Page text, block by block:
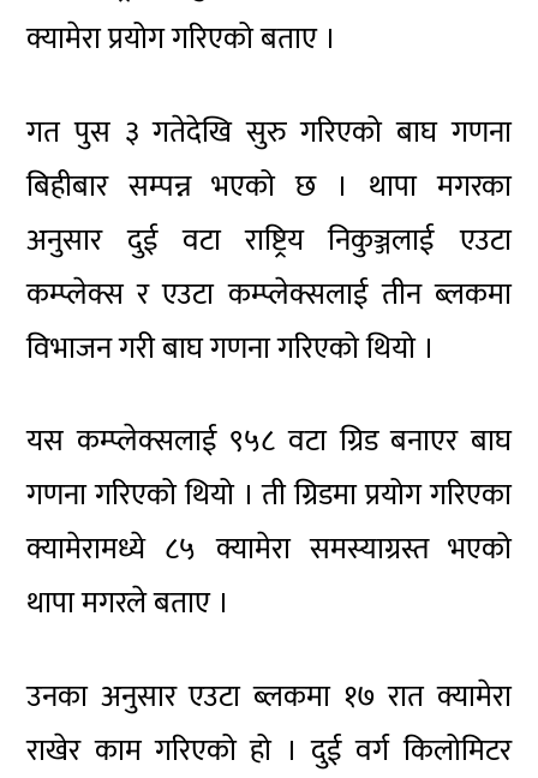
क्यामेरा प्रयोग गरिएको बताए ।
गत पुस ३ गतेदेखि सुरु गरिएको बाघ गणना
बिहीबार सम्पन्न भएको छ । थापा मगरका
अनुसार दुई वटा राष्ट्रिय निकुञ्जलाई एउटा
कम्प्लेक्स र एउटा कम्प्लेक्सलाई तीन ब्लकमा
विभाजन गरी बाघ गणना गरिएको थियो ।
यस कम्प्लेक्सलाई ९५८ वटा ग्रिड बनाएर बाघ
गणना गरिएको थियो । ती ग्रिडमा प्रयोग गरिएका
क्यामेरामध्ये ८५ क्यामेरा समस्याग्रस्त भएको
थापा मगरले बताए ।
उनका अनुसार एउटा ब्लकमा १७ रात क्यामेरा
राखेर काम गरिएको हो । दुई वर्ग किलोमिटर